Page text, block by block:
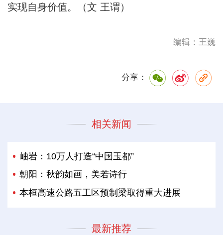
实现自身价值。（文 王谓）
编辑：王巍
分享：
相关新闻
岫岩：10万人打造“中国玉都”
朝阳：秋韵如画，美若诗行
本桓高速公路五工区预制梁取得重大进展
最新推荐